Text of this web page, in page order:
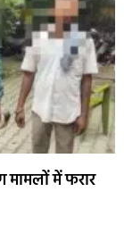
में फरार